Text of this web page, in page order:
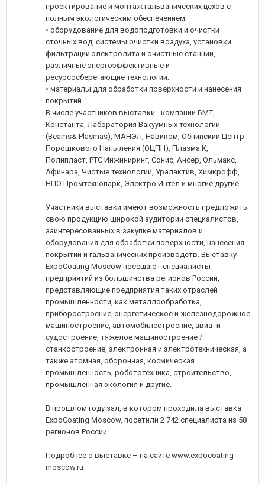
проектирование и монтаж гальванических цехов с
полным экологическим обеспечением;
• оборудование для водоподготовки и очистки
сточных вод, системы очистки воздуха, установки
фильтрации электролита и очистные станции,
различные энергоэффективные и
ресурсосберегающие технологии;
• материалы для обработки поверхности и нанесения
покрытий.
В числе участников выставки - компании БМТ,
Константа, Лаборатория Вакуумных технологий
(Beams& Plasmas), МАНЭЛ, Навиком, Обнинский Центр
Порошкового Напыления (ОЦПН), Плазма К,
Полипласт, РТС Инжиниринг, Сонис, Ансер, Ольмакс,
Афинара, Чистые технологии, Уралактив, Химкрофф,
НПО Промтехнопарк, Электро Интел и многие другие.
Участники выставки имеют возможность предложить
свою продукцию широкой аудитории специалистов,
заинтересованных в закупке материалов и
оборудования для обработки поверхности, нанесения
покрытий и гальванических производств. Выставку
ExpoCoating Moscow посещают специалисты
предприятий из большинства регионов России,
представляющие предприятия таких отраслей
промышленности, как металлообработка,
приборостроение, энергетическое и железнодорожное
машиностроение, автомобилестроение, авиа- и
судостроение, тяжелое машиностроение /
станкостроение, электронная и электротехническая, а
также атомная, оборонная, космическая
промышленность, робототехника, строительство,
промышленная экология и другие.
В прошлом году зал, в котором проходила выставка
ExpoCoating Moscow, посетили 2 742 специалиста из 58
регионов России.
Подробнее о выставке – на сайте www.expocoating-
moscow.ru